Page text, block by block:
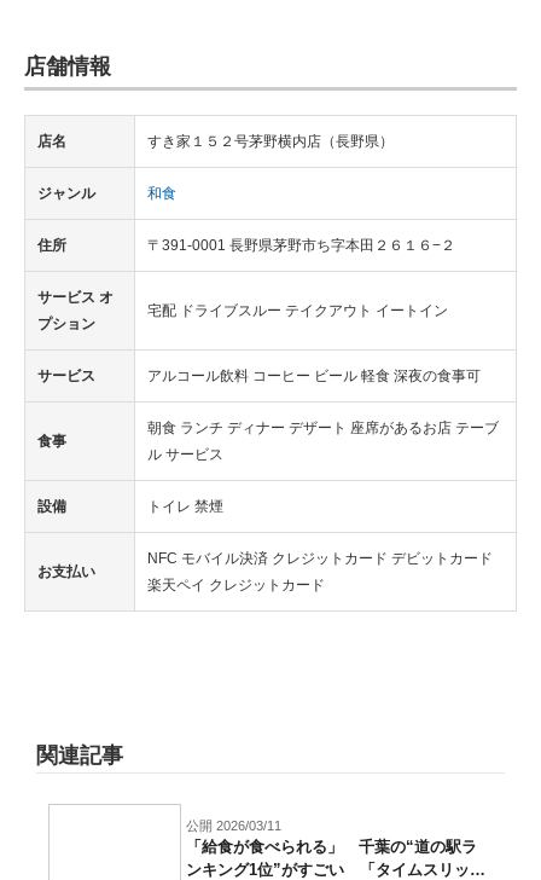
ちょっと気になるネットの話題
店舗情報
店名 すき家１５２号茅野横内店（長野県）
ジャンル 和食
住所 〒391-0001 長野県茅野市ち字本田２６１６−２
サービス オ
プション
宅配 ドライブスルー テイクアウト イートイン
サービス アルコール飲料 コーヒー ビール 軽食 深夜の食事可
食事
朝食 ランチ ディナー デザート 座席があるお店 テーブ
ル サービス
設備 トイレ 禁煙
お支払い
NFC モバイル決済 クレジットカード デビットカード
楽天ペイ クレジットカード
関連記事
公開 2026/03/11
「給食が食べられる」 千葉の“道の駅ラ
ンキング1位”がすごい 「タイムスリップ